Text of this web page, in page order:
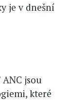
je v dnešní
jsou
které